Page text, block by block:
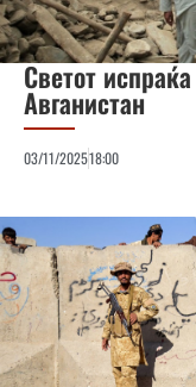
Светот
Авганистан
03/11/202518:00